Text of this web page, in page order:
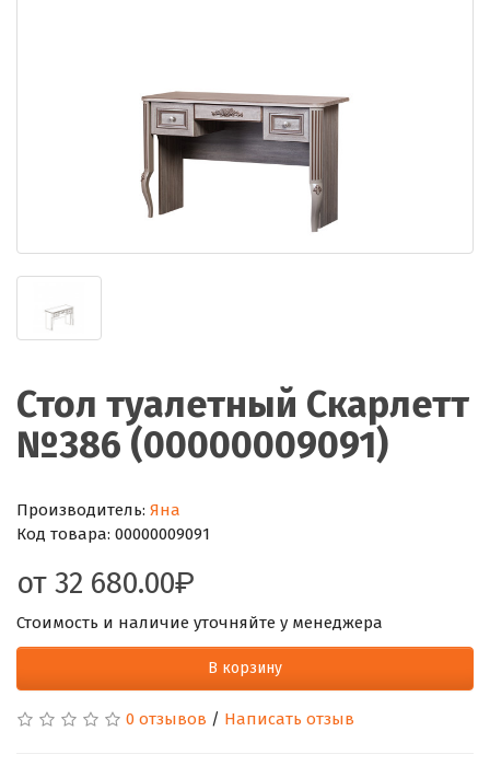
Стол туалетный Скарлетт
№386 (00000009091)
Производитель: Яна
Код товара: 00000009091
от 32 680.00
Стоимость и наличие уточняйте у менеджера
В корзину
0 отзывов / Написать отзыв